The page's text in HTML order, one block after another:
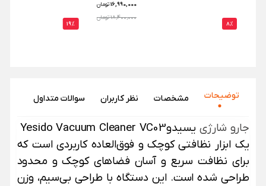
16,990,000تومان
18,400,000 تومان
8%
19%
توضیحات مشخصات نظر‌ کاربران سوالات متداول
جارو شارژی یسیدوYesido Vacuum Cleaner VC03
یک ابزار نظافتی کوچک و فوق‌العاده کاربردی است که
برای نظافت سریع و آسان فضاهای کوچک و محدود
طراحی شده است. این دستگاه با طراحی بی‌سیم، وزن